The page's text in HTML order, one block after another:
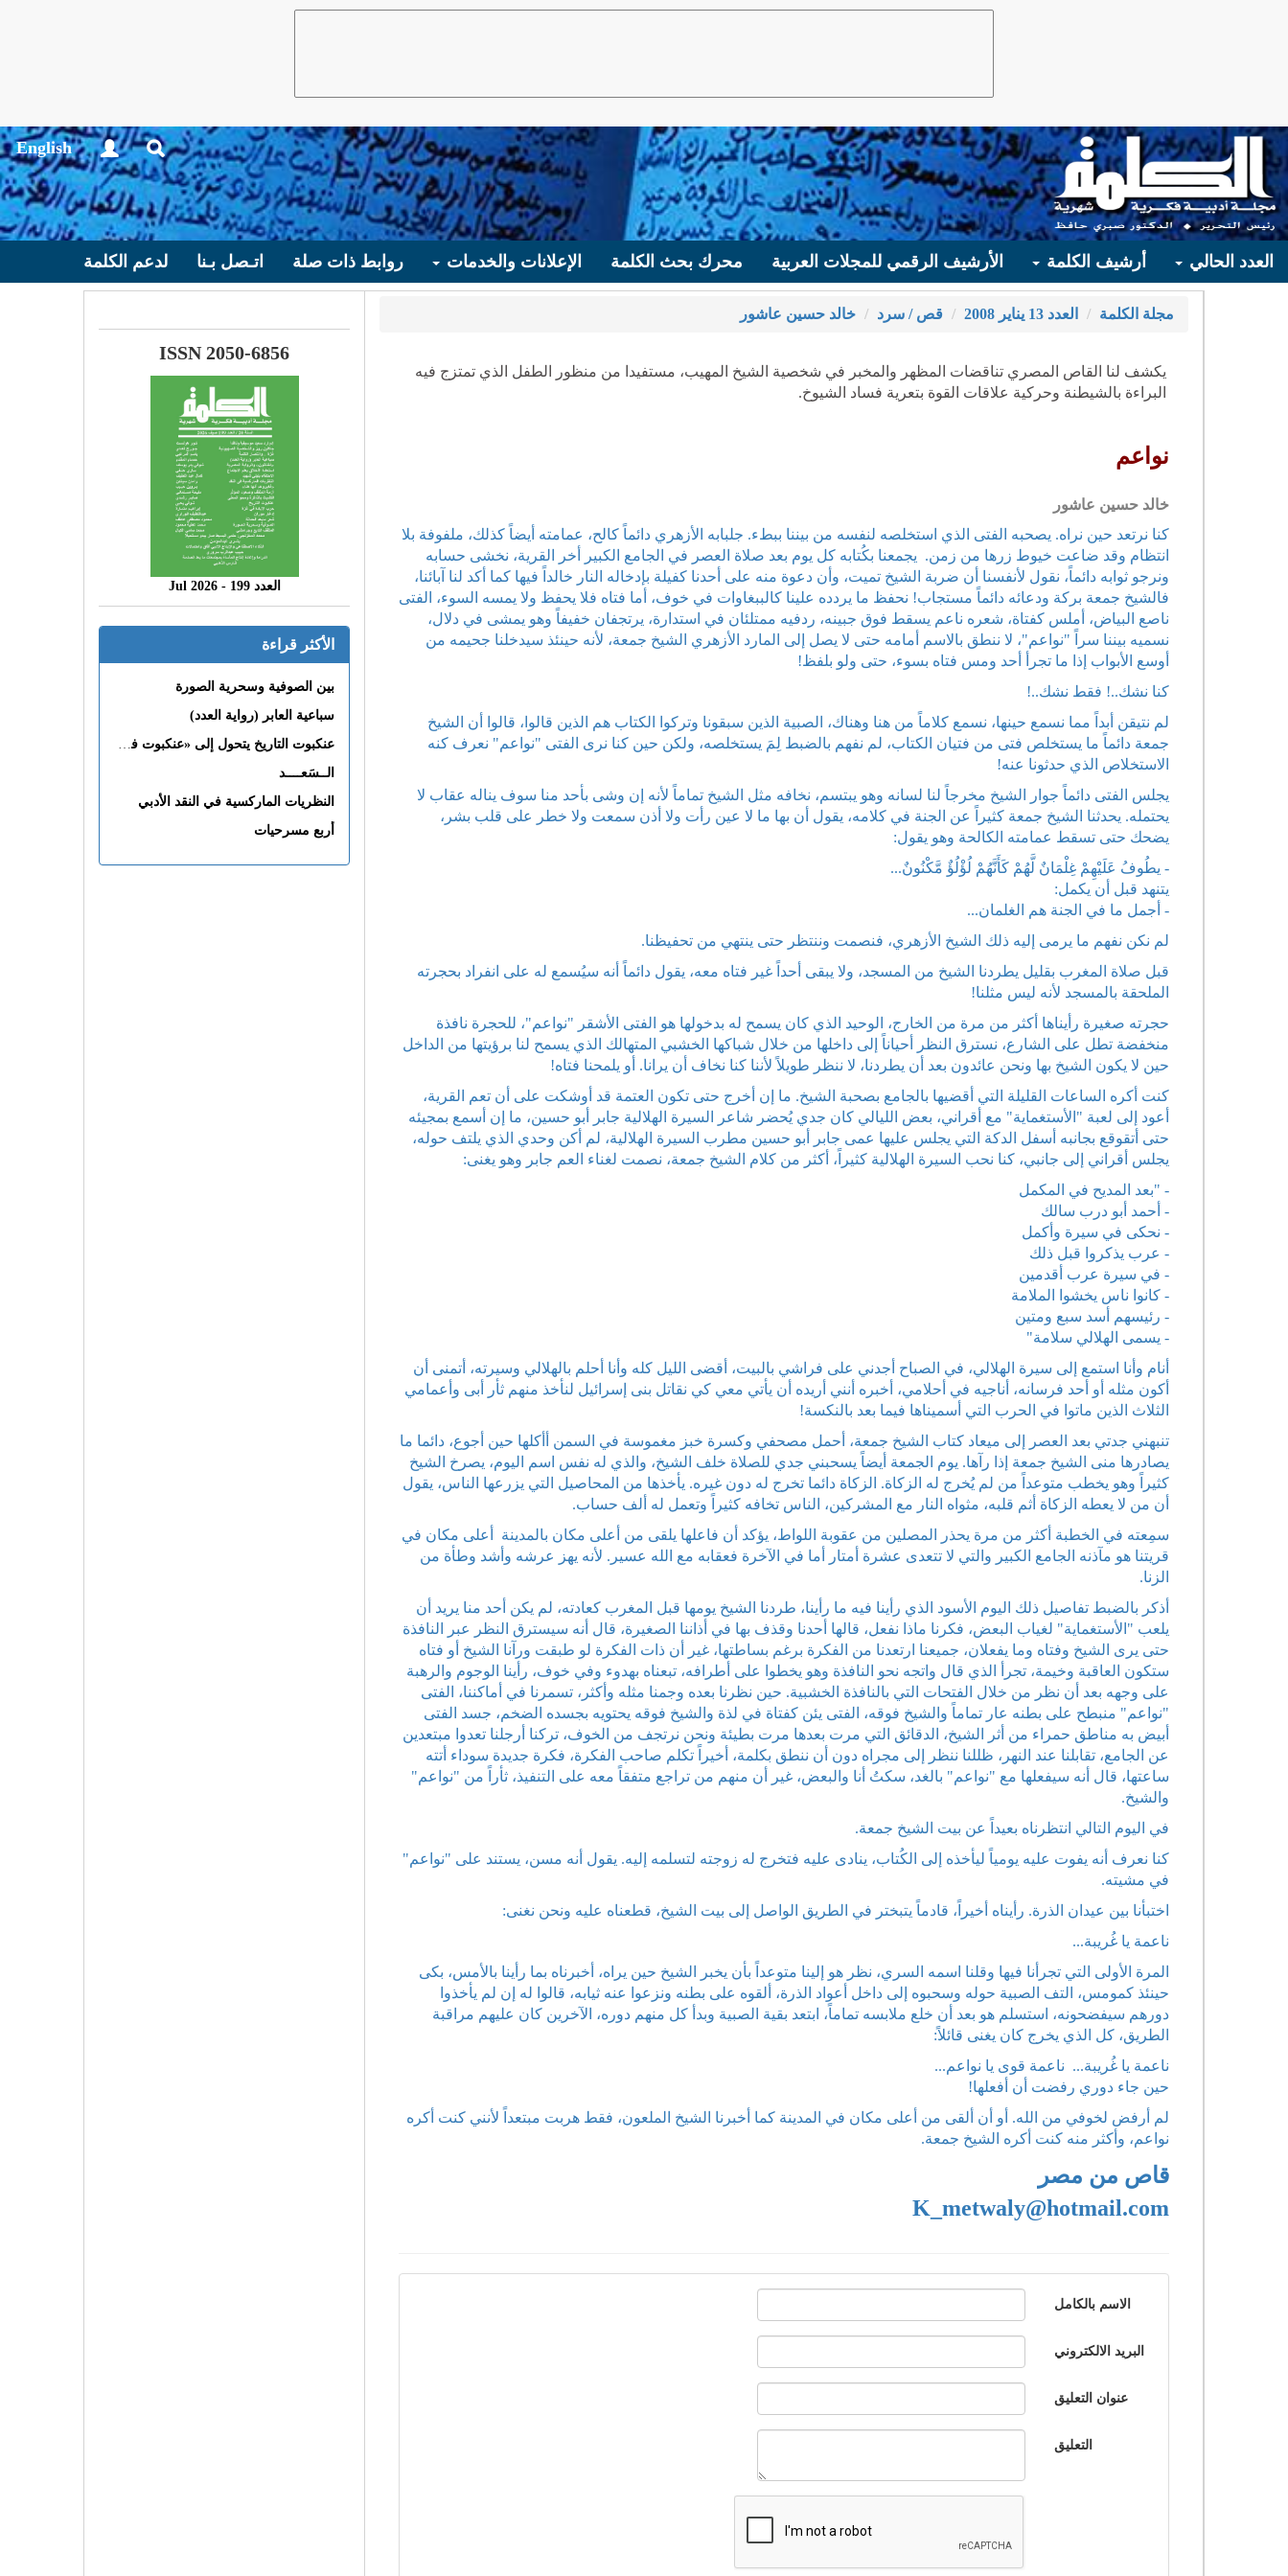
English
العدد الحالي أرشيف الكلمة الأرشيف الرقمي للمجلات العربية محرك بحث الكلمة الإعلانات والخدمات روابط ذات صلة اتـصل بـنا لدعم الكلمة
مجلة الكلمة العدد 13 يناير 2008 قص / سرد خالد حسين عاشور
يكشف لنا القاص المصري تناقضات المظهر والمخبر في شخصية الشيخ المهيب، مستفيدا من منظور الطفل الذي تمتزج فيه
البراءة بالشيطنة وحركية علاقات القوة بتعرية فساد الشيوخ.
نواعم
خالد حسين عاشور
كنا نرتعد حين نراه. يصحبه الفتى الذي استخلصه لنفسه من بيننا ببطء. جلبابه الأزهري دائماً كالح، عمامته أيضاً كذلك، ملفوفة بلا
انتظام وقد ضاعت خيوط زرها من زمن. يجمعنا بكُتابه كل يوم بعد صلاة العصر في الجامع الكبير أخر القرية، نخشى حسابه
ونرجو ثوابه دائماً، نقول لأنفسنا أن ضربة الشيخ تميت، وأن دعوة منه على أحدنا كفيلة بإدخاله النار خالداً فيها كما أكد لنا آبائنا،
فالشيخ جمعة بركة ودعائه دائماً مستجاب! نحفظ ما يردده علينا كالببغاوات في خوف، أما فتاه فلا يحفظ ولا يمسه السوء، الفتى
ناصع البياض، أملس كفتاة، شعره ناعم يسقط فوق جبينه، ردفيه ممتلئان في استدارة، يرتجفان خفيفاً وهو يمشى في دلال،
نسميه بيننا سراً "نواعم"، لا ننطق بالاسم أمامه حتى لا يصل إلى المارد الأزهري الشيخ جمعة، لأنه حينئذ سيدخلنا جحيمه من
أوسع الأبواب إذا ما تجرأ أحد ومس فتاه بسوء، حتى ولو بلفظ!
كنا نشك..! فقط نشك..!
لم نتيقن أبداً مما نسمع حينها، نسمع كلاماً من هنا وهناك، الصبية الذين سبقونا وتركوا الكتاب هم الذين قالوا، قالوا أن الشيخ
جمعة دائماً ما يستخلص فتى من فتيان الكتاب، لم نفهم بالضبط لِمَ يستخلصه، ولكن حين كنا نرى الفتى "نواعم" نعرف كنه
الاستخلاص الذي حدثونا عنه!
يجلس الفتى دائماً جوار الشيخ مخرجاً لنا لسانه وهو يبتسم، نخافه مثل الشيخ تماماً لأنه إن وشى بأحد منا سوف يناله عقاب لا
يحتمله. يحدثنا الشيخ جمعة كثيراً عن الجنة في كلامه، يقول أن بها ما لا عين رأت ولا أذن سمعت ولا خطر على قلب بشر،
يضحك حتى تسقط عمامته الكالحة وهو يقول:
- يطُوفُ عَلَيْهِمْ غِلْمَانٌ لَّهُمْ كَأَنَّهُمْ لُؤْلُؤٌ مَّكْنُونٌ...
يتنهد قبل أن يكمل:
- أجمل ما في الجنة هم الغلمان...
لم نكن نفهم ما يرمى إليه ذلك الشيخ الأزهري، فنصمت وننتظر حتى ينتهي من تحفيظنا.
قبل صلاة المغرب بقليل يطردنا الشيخ من المسجد، ولا يبقى أحداً غير فتاه معه، يقول دائماً أنه سيُسمع له على انفراد بحجرته
الملحقة بالمسجد لأنه ليس مثلنا!
حجرته صغيرة رأيناها أكثر من مرة من الخارج، الوحيد الذي كان يسمح له بدخولها هو الفتى الأشقر "نواعم"، للحجرة نافذة
منخفضة تطل على الشارع، نسترق النظر أحياناً إلى داخلها من خلال شباكها الخشبي المتهالك الذي يسمح لنا برؤيتها من الداخل
حين لا يكون الشيخ بها ونحن عائدون بعد أن يطردنا، لا ننظر طويلاً لأننا كنا نخاف أن يرانا. أو يلمحنا فتاه!
كنت أكره الساعات القليلة التي أقضيها بالجامع بصحبة الشيخ. ما إن أخرج حتى تكون العتمة قد أوشكت على أن تعم القرية،
أعود إلى لعبة "الأستغماية" مع أقراني، بعض الليالي كان جدي يُحضر شاعر السيرة الهلالية جابر أبو حسين، ما إن أسمع بمجيئه
حتى أتقوقع بجانبه أسفل الدكة التي يجلس عليها عمى جابر أبو حسين مطرب السيرة الهلالية، لم أكن وحدي الذي يلتف حوله،
يجلس أقراني إلى جانبي، كنا نحب السيرة الهلالية كثيراً، أكثر من كلام الشيخ جمعة، نصمت لغناء العم جابر وهو يغنى:
- "بعد المديح في المكمل
- أحمد أبو درب سالك
- نحكى في سيرة وأكمل
- عرب يذكروا قبل ذلك
- في سيرة عرب أقدمين
- كانوا ناس يخشوا الملامة
- رئيسهم أسد سبع ومتين
- يسمى الهلالي سلامة"
أنام وأنا استمع إلى سيرة الهلالي، في الصباح أجدني على فراشي بالبيت، أقضى الليل كله وأنا أحلم بالهلالي وسيرته، أتمنى أن
أكون مثله أو أحد فرسانه، أناجيه في أحلامي، أخبره أنني أريده أن يأتي معي كي نقاتل بنى إسرائيل لنأخذ منهم ثأر أبى وأعمامي
الثلاث الذين ماتوا في الحرب التي أسميناها فيما بعد بالنكسة!
تنبهني جدتي بعد العصر إلى ميعاد كتاب الشيخ جمعة، أحمل مصحفي وكسرة خبز مغموسة في السمن أأكلها حين أجوع، دائما ما
يصادرها منى الشيخ جمعة إذا رآها. يوم الجمعة أيضاً يسحبني جدي للصلاة خلف الشيخ، والذي له نفس اسم اليوم، يصرخ الشيخ
كثيراً وهو يخطب متوعداً من لم يُخرج له الزكاة. الزكاة دائما تخرج له دون غيره. يأخذها من المحاصيل التي يزرعها الناس، يقول
أن من لا يعطه الزكاة أثم قلبه، مثواه النار مع المشركين، الناس تخافه كثيراً وتعمل له ألف حساب.
سمِعته في الخطبة أكثر من مرة يحذر المصلين من عقوبة اللواط، يؤكد أن فاعلها يلقى من أعلى مكان بالمدينة أعلى مكان في
قريتنا هو مآذنه الجامع الكبير والتي لا تتعدى عشرة أمتار أما في الآخرة فعقابه مع الله عسير. لأنه يهز عرشه وأشد وطأة من
الزنا.
أذكر بالضبط تفاصيل ذلك اليوم الأسود الذي رأينا فيه ما رأينا، طردنا الشيخ يومها قبل المغرب كعادته، لم يكن أحد منا يريد أن
يلعب "الأستغماية" لغياب البعض، فكرنا ماذا نفعل، قالها أحدنا وقذف بها في أذاننا الصغيرة، قال أنه سيسترق النظر عبر النافذة
حتى يرى الشيخ وفتاه وما يفعلان، جميعنا ارتعدنا من الفكرة برغم بساطتها، غير أن ذات الفكرة لو طبقت ورآنا الشيخ أو فتاه
ستكون العاقبة وخيمة، تجرأ الذي قال واتجه نحو النافذة وهو يخطوا على أطرافه، تبعناه بهدوء وفي خوف، رأينا الوجوم والرهبة
على وجهه بعد أن نظر من خلال الفتحات التي بالنافذة الخشبية. حين نظرنا بعده وجمنا مثله وأكثر، تسمرنا في أماكننا، الفتى
"نواعم" منبطح على بطنه عار تماماً والشيخ فوقه، الفتى يئن كفتاة في لذة والشيخ فوقه يحتويه بجسده الضخم، جسد الفتى
أبيض به مناطق حمراء من أثر الشيخ، الدقائق التي مرت بعدها مرت بطيئة ونحن نرتجف من الخوف، تركنا أرجلنا تعدوا مبتعدين
عن الجامع، تقابلنا عند النهر، ظللنا ننظر إلى مجراه دون أن ننطق بكلمة، أخيراً تكلم صاحب الفكرة، فكرة جديدة سوداء أتته
ساعتها، قال أنه سيفعلها مع "نواعم" بالغد، سكتُ أنا والبعض، غير أن منهم من تراجع متفقاً معه على التنفيذ، ثأراً من "نواعم"
والشيخ.
في اليوم التالي انتظرناه بعيداً عن بيت الشيخ جمعة.
كنا نعرف أنه يفوت عليه يومياً ليأخذه إلى الكُتاب، ينادى عليه فتخرج له زوجته لتسلمه إليه. يقول أنه مسن، يستند على "نواعم"
في مشيته.
اختبأنا بين عيدان الذرة. رأيناه أخيراً، قادماً يتبختر في الطريق الواصل إلى بيت الشيخ، قطعناه عليه ونحن نغنى:
ناعمة يا غُريبة...
المرة الأولى التي تجرأنا فيها وقلنا اسمه السري، نظر هو إلينا متوعداً بأن يخبر الشيخ حين يراه، أخبرناه بما رأينا بالأمس، بكى
حينئذ كمومس، التف الصبية حوله وسحبوه إلى داخل أعواد الذرة، ألقوه على بطنه ونزعوا عنه ثيابه، قالوا له إن لم يأخذوا
دورهم سيفضحونه، استسلم هو بعد أن خلع ملابسه تماماً، ابتعد بقية الصبية وبدأ كل منهم دوره، الآخرين كان عليهم مراقبة
الطريق، كل الذي يخرج كان يغنى قائلاً:
ناعمة يا غُريبة... ناعمة قوى يا نواعم...
حين جاء دوري رفضت أن أفعلها!
لم أرفض لخوفي من الله. أو أن ألقى من أعلى مكان في المدينة كما أخبرنا الشيخ الملعون، فقط هربت مبتعداً لأنني كنت أكره
نواعم، وأكثر منه كنت أكره الشيخ جمعة.
قاص من مصر
K_metwaly@hotmail.com
الاسم بالكامل
البريد الالكتروني
عنوان التعليق
التعليق
ISSN 2050-6856
العدد 199 - 2026 Jul
الأكثر قراءة
بين الصوفية وسحرية الصورة
سباعية العابر (رواية العدد)
عنكبوت التاريخ يتحول إلى «عنكبوت فى القلب»
الــسَعــــد
النظريات الماركسية في النقد الأدبي
أربع مسرحيات